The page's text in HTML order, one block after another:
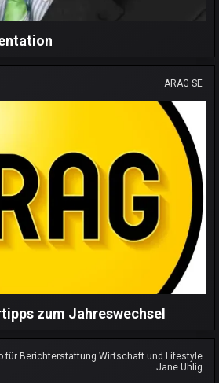
ARAG SE
zum Jahreswechsel
für Berichterstattung Wirtschaft und Lifestyle
Jane Uhlig